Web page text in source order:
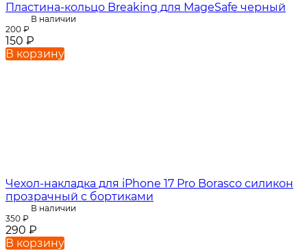
Пластина-кольцо Breaking для MageSafe черный
В наличии
200 ₽
150 ₽
В корзину
Чехол-накладка для iPhone 17 Pro Borasco силикон
прозрачный с бортиками
В наличии
350 ₽
290 ₽
В корзину